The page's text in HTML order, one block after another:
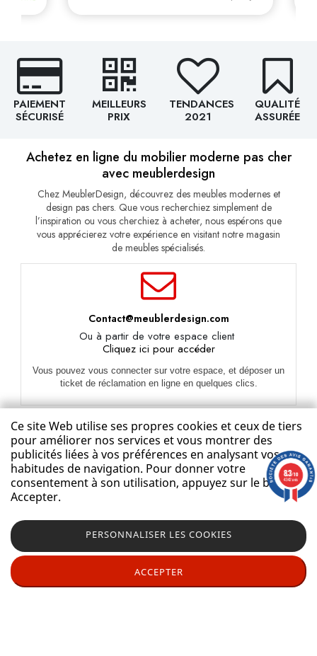
PAIEMENT
SÉCURISÉ
MEILLEURS
PRIX
TENDANCES
2021
QUALITÉ
ASSURÉE
Achetez en ligne du mobilier moderne pas cher
avec meublerdesign
Chez MeublerDesign, découvrez des meubles modernes et
design pas chers. Que vous recherchiez simplement de
l’inspiration ou vous cherchiez à acheter, nous espérons que
vous apprécierez votre expérience en visitant notre magasin
de meubles spécialisés.
Contact@meublerdesign.com
Ou à partir de votre espace client
Cliquez ici pour accéder
Vous pouvez vous connecter sur votre espace, et déposer un
ticket de réclamation en ligne en quelques clics.
01 84 80 53 84
Disponible du lundi au Vendredi:
par téléphone. Ainsi nous privilégions les demandes effectuées
via votre espace client
Ce site Web utilise ses propres cookies et ceux de tiers
pour améliorer nos services et vous montrer des
publicités liées à vos préférences en analysant vos
habitudes de navigation. Pour donner votre
consentement à son utilisation, appuyez sur le bouton
Accepter.
PERSONNALISER LES COOKIES
ACCEPTER
8.3/10
4342 avis